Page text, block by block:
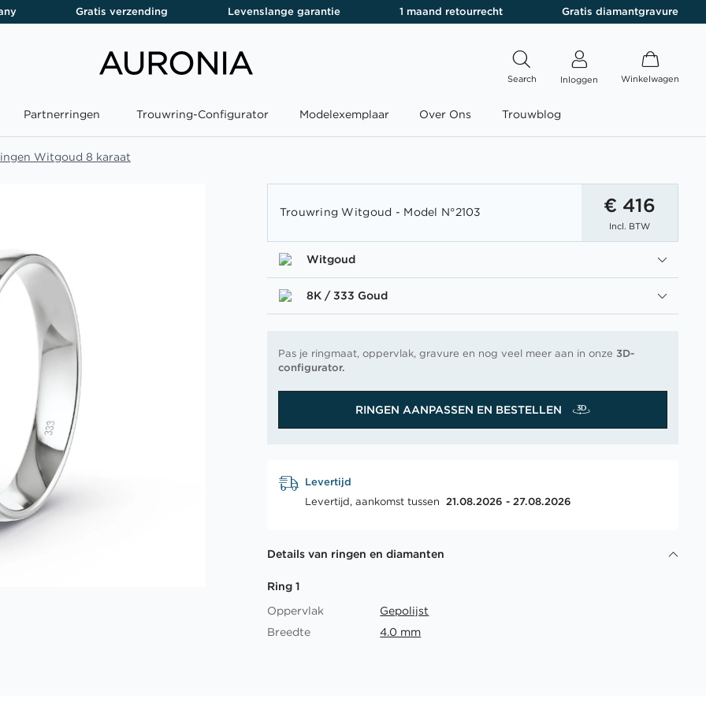
Gratis verzending Levenslange garantie 1 maand retourrecht Gratis diamantgravure
Search Inloggen Winkelwagen
Partnerringen Trouwring-Configurator Modelexemplaar Over Ons Trouwblog
Witgoud 8 karaat
Trouwring Witgoud - Model N°2103 € 416
Incl. BTW
Witgoud
8K / 333 Goud
Pas je ringmaat, oppervlak, gravure en nog veel meer aan in onze3D-
configurator.
RINGEN AANPASSEN EN BESTELLEN
Levertijd
Levertijd, aankomst tussen 21.08.2026 - 27.08.2026
Details van ringen en diamanten
Ring 1
Oppervlak
Gepolijst
Breedte
4.0 mm